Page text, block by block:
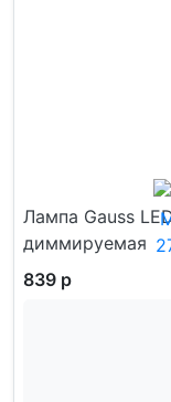
Лампа Gauss
диммируемая
839 р